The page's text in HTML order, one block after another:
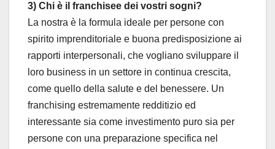
3) Chi è il franchisee dei vostri sogni?
La nostra è la formula ideale per persone con
spirito imprenditoriale e buona predisposizione ai
rapporti interpersonali, che vogliano sviluppare il
loro business in un settore in continua crescita,
come quello della salute e del benessere. Un
franchising estremamente redditizio ed
interessante sia come investimento puro sia per
persone con una preparazione specifica nel